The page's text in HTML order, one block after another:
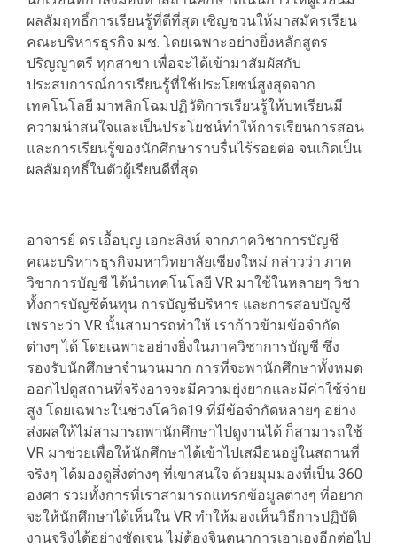
ผลสัมฤทธิ์การเรียนรู้ที่ดีที่สุด เชิญชวนให้มาสมัครเรียน
คณะบริหารธุรกิจ มช. โดยเฉพาะอย่างยิ่งหลักสูตร
ปริญญาตรี ทุกสาขา เพื่อจะได้เข้ามาสัมผัสกับ
ประสบการณ์การเรียนรู้ที่ใช้ประโยชน์สูงสุดจาก
เทคโนโลยี มาพลิกโฉมปฏิวัติการเรียนรู้ให้บทเรียนมี
ความน่าสนใจและเป็นประโยชน์ทำให้การเรียนการสอน
และการเรียนรู้ของนักศึกษาราบรื่นไร้รอยต่อ จนเกิดเป็น
ผลสัมฤทธิ์ในตัวผู้เรียนดีที่สุด
อาจารย์ ดร.เอื้อบุญ เอกะสิงห์ จากภาควิชาการบัญชี
คณะบริหารธุรกิจมหาวิทยาลัยเชียงใหม่ กล่าวว่า ภาค
วิชาการบัญชี ได้นำเทคโนโลยี VR มาใช้ในหลายๆ วิชา
ทั้งการบัญชีต้นทุน การบัญชีบริหาร และการสอบบัญชี
เพราะว่า VR นั้นสามารถทำให้ เราก้าวข้ามข้อจำกัด
ต่างๆ ได้ โดยเฉพาะอย่างยิ่งในภาควิชาการบัญชี ซึ่ง
รองรับนักศึกษาจำนวนมาก การที่จะพานักศึกษาทั้งหมด
ออกไปดูสถานที่จริงอาจจะมีความยุ่งยากและมีค่าใช้จ่าย
สูง โดยเฉพาะในช่วงโควิด19 ที่มีข้อจำกัดหลายๆ อย่าง
ส่งผลให้ไม่สามารถพานักศึกษาไปดูงานได้ ก็สามารถใช้
VR มาช่วยเพื่อให้นักศึกษาได้เข้าไปเสมือนอยู่ในสถานที่
จริงๆ ได้มองดูสิ่งต่างๆ ที่เขาสนใจ ด้วยมุมมองที่เป็น 360
องศา รวมทั้งการที่เราสามารถแทรกข้อมูลต่างๆ ที่อยาก
จะให้นักศึกษาได้เห็นใน VR ทำให้มองเห็นวิธีการปฏิบัติ
งานจริงได้อย่างชัดเจน ไม่ต้องจินตนาการเอาเองอีกต่อไป